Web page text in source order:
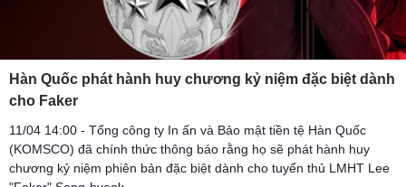
Hàn Quốc phát hành huy chương kỷ niệm đặc biệt dành
cho Faker
11/04 14:00 - Tổng công ty In ấn và Bảo mật tiền tệ Hàn Quốc
(KOMSCO) đã chính thức thông báo rằng họ sẽ phát hành huy
chương kỷ niệm phiên bản đặc biệt dành cho tuyển thủ LMHT Lee